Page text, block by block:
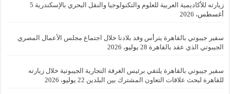
زيارته للأكاديمية العربية للعلوم والتكنولوجيا والنقل البحري بالإسكندرية 5
أغسطس، 2026
سفير جيبوتي بالقاهرة يترأس وفد بلادنا خلال اجتماع مجلس الأعمال المصري
الجيبوتي الذي عقد بالقاهرة 28 يوليو، 2026
سفير جيبوتي بالقاهرة يلتقي برئيس الغرفة التجارية الجيبوتية خلال زيارته
للقاهرة لبحث علاقات التعاون المشترك بين البلدين 22 يوليو، 2026